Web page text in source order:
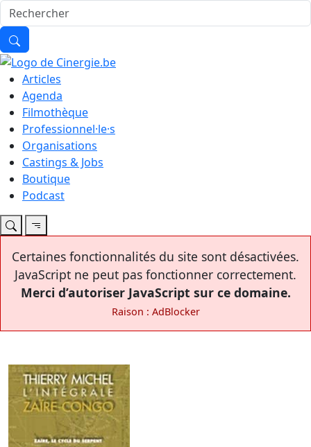
Articles
Agenda
Filmothèque
Professionnel·le·s
Organisations
Castings & Jobs
Boutique
Podcast
Certaines fonctionnalités du site sont désactivées.
JavaScript ne peut pas fonctionner correctement.
Merci d’autoriser JavaScript sur ce domaine.
Raison : AdBlocker